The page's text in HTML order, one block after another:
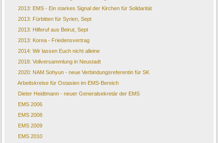
2013: EMS - Ein starkes Signal der Kirchen für Solidarität
2013: Fürbitten für Syrien, Sept
2013: Hilferuf aus Beirut, Sept
2013: Korea - Friedensvertrag
2014: Wir lassen Euch nicht alleine
2018: Vollversammlung in Neustadt
2020: NAM Sohyun - neue Verbindungsreferentin für SK
Arbeitskreise für Ostasien im EMS-Bereich
Dieter Heidtmann - neuer Generalsekretär der EMS
EMS 2006
EMS 2008
EMS 2009
EMS 2010